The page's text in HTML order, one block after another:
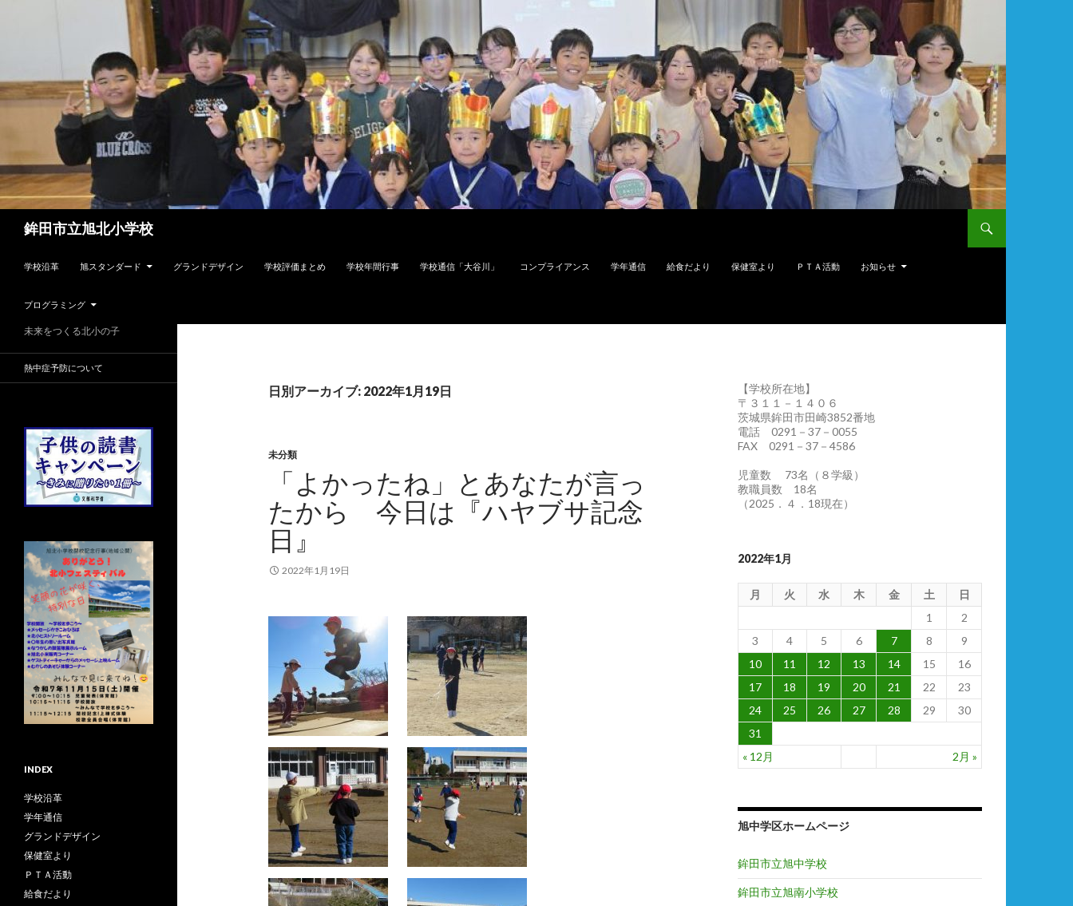
鉾田市立旭北小学校
学校沿革
旭スタンダード グランドデザイン 学校評価まとめ 学校年間行事 学校通信「大谷川」 コンプライアンス 学年通信 給食だより 保健室より ＰＴＡ活動 お知らせ
プログラミング
日別アーカイブ: 2022年1月19日
未分類
「よかったね」とあなたが言っ
たから 今日は『ハヤブサ記念
日』
2022年1月19日
【学校所在地】
〒３１１－１４０６
茨城県鉾田市田崎3852番地
電話 0291－37－0055
FAX 0291－37－4586
児童数 73名（８学級）
教職員数 18名
（2025．４．18現在）
2022年1月
月 火 水 木 金 土 日
« 12月 2月 »
1
2
3
4 5 6 7 8
9
10
11 12 13 14 15
16
17
18 19 20 21 22
23
24
25 26 27 28 29
30
31
旭中学区ホームページ
鉾田市立旭中学校
鉾田市立旭南小学校
未来をつくる北小の子
熱中症予防について
INDEX
学校沿革
学年通信
グランドデザイン
保健室より
ＰＴＡ活動
給食だより